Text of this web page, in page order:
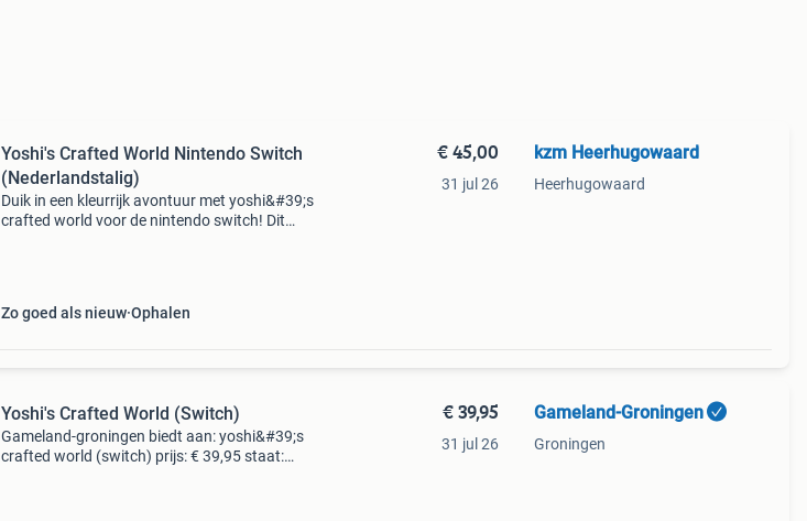
Yoshi's Crafted World Nintendo Switch
(Nederlandstalig)
Duik in een kleurrijk avontuur met yoshi&#39;s
crafted world voor de nintendo switch! Dit
Zo goed als nieuw Ophalen
€ 45,00
31 jul 26
kzm Heerhugowaard
Heerhugowaard
Yoshi's Crafted World (Switch)
Gameland-groningen biedt aan: yoshi&#39;s
crafted world (switch) prijs: € 39,95 staat:
€ 39,95
31 jul 26
Gameland-Groningen
Groningen